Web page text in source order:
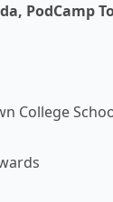
PodCamp
College